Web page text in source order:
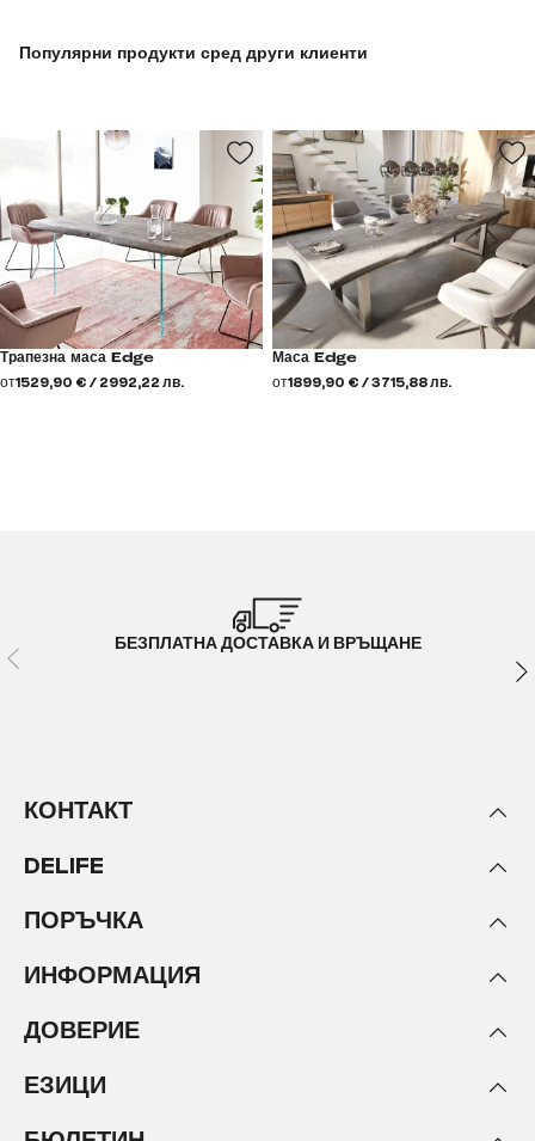
Популярни продукти сред други клиенти
Трапезна маса Edge
от1529,90 € / 2992,22 лв.
Маса Edge
от1899,90 € / 3715,88 лв.
БЕЗПЛАТНА ДОСТАВКА И ВРЪЩАНЕ
КОНТАКТ
DELIFE
ПОРЪЧКА
ИНФОРМАЦИЯ
ДОВЕРИЕ
ЕЗИЦИ